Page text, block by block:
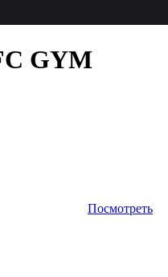
GYM
Посмотреть